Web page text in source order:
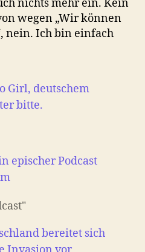
nichts mehr ein. Kein
wegen „Wir können
nein. Ich bin einfach
Girl, deutschem
bitte.
epischer Podcast
bereitet sich